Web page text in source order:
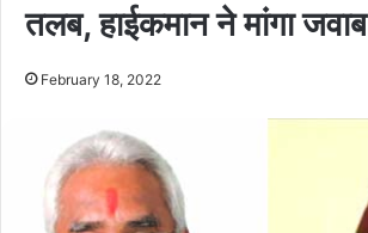
तलब, हाईकमान ने मांगा जवाब
February 18, 2022